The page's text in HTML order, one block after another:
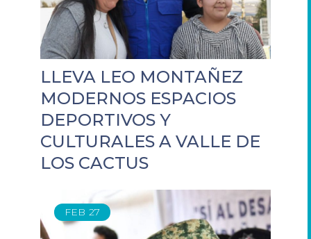
LLEVA LEO MONTAÑEZ
MODERNOS ESPACIOS
DEPORTIVOS Y
CULTURALES A VALLE DE
LOS CACTUS
FEB 27